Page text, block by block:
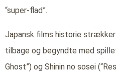
“super-flad”.
Japansk films historie strækker
tilbage og begyndte med
Ghost”) og Shinin no sosei